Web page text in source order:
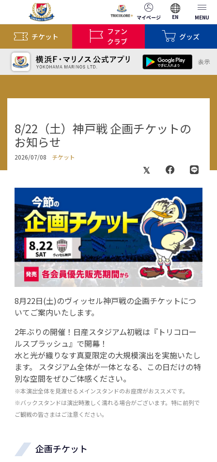
マイページ EN MENU
チケット
ファン
クラブ
グッズ
8/22（土）神戸戦 企画チケットの
お知らせ
2026/07/08 チケット
8月22日(土)のヴィッセル神戸戦の企画チケットにつ
いてご案内いたします。
2年ぶりの開催！日産スタジアム初戦は『トリコロー
ルスプラッシュ』で開幕！
水と光が織りなす真夏限定の大規模演出を実施いたし
ます。 スタジアム全体が一体となる、この日だけの特
別な空間をぜひご体感ください。
※本演出全体を見渡せるメインスタンドのお座席がおススメです。
※バックスタンドは演出時激しく濡れる場合がございます。特に前列で
ご観戦の皆さまはご注意ください。
企画チケット